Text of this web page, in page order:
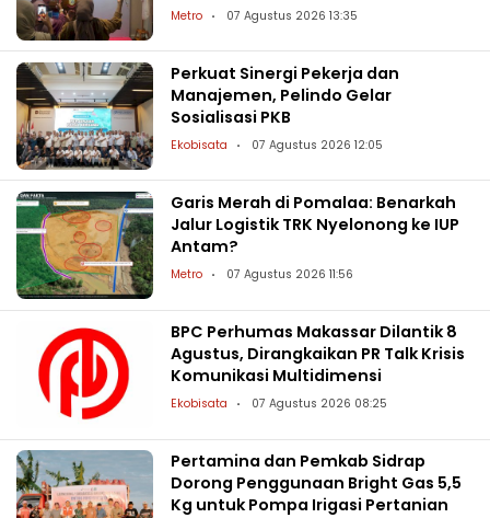
Metro 07 Agustus 2026 13:35
Perkuat Sinergi Pekerja dan
Manajemen, Pelindo Gelar
Sosialisasi PKB
Ekobisata 07 Agustus 2026 12:05
Garis Merah di Pomalaa: Benarkah
Jalur Logistik TRK Nyelonong ke IUP
Antam?
Metro 07 Agustus 2026 11:56
BPC Perhumas Makassar Dilantik 8
Agustus, Dirangkaikan PR Talk Krisis
Komunikasi Multidimensi
Ekobisata 07 Agustus 2026 08:25
Pertamina dan Pemkab Sidrap
Dorong Penggunaan Bright Gas 5,5
Kg untuk Pompa Irigasi Pertanian